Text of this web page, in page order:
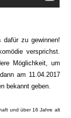
zu gewinnen!
versprichst.
Möglichkeit, um
am 11.04.2017
bekannt geben.
und über 16 Jahre alt